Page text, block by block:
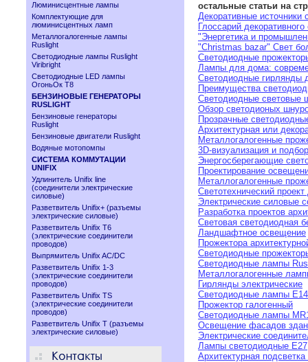
Люминисцентные лампы
Комплектующие для
люминисцентных ламп
Металлогалогенные лампы
Ruslight
Светодиодные лампы Ruslight
Viribright
Cветодиодные LED лампы
ОгоньОк Т8
БЕНЗИНОВЫЕ ГЕНЕРАТОРЫ
RUSLIGHT
Бензиновые генераторы
Ruslight
Бензиновые двигатели Ruslight
Водяные мотопомпы
СИСТЕМА КОММУТАЦИИ
UNIFIX
Удлинитель Unifix line
(соединители электрические
силовые)
Разветвитель Unifix+ (разъемы
электрические силовые)
Разветвитель Unifix T6
(электрические соединители
проводов)
Выпрямитель Unifix AC/DC
Разветвитель Unifix 1-3
(электрические соединители
проводов)
Разветвитель Unifix TS
(электрические соединители
проводов)
Разветвитель Unifix T (разъемы
электрические силовые)
остальные статьи на
Декоративные источники
Глоссарий декоративного
"Энергетика и
"Christmas bazar" Свет
Светодиодные
Лампы для дома:
Светодиодные гирлянды
Преимущества
Светодиодные световые
Обзор светодионых
Прозрачные
Архитектурная или
Металлогалогенные
3D-визуализация и
Энергосберегающие
Проектирование
Металлогалогенные
Светотехнический
Электрические силовые
Разработка проектов
Световая светодиодная
Ландшафтное освещение
Прожектора
Светодиодные
Светодиодные лампы
Металлогалогенные
Гирлянды электрические
Светодиодные лампы E14
Прожектор галогенный
Cветодиодные лампы
Освещение фасадов
Электрические
Лампы светодиодные Е27
Архитектурная